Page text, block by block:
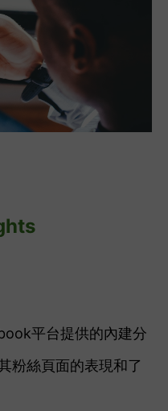
平台提供的內建分
粉絲頁面的表現和了